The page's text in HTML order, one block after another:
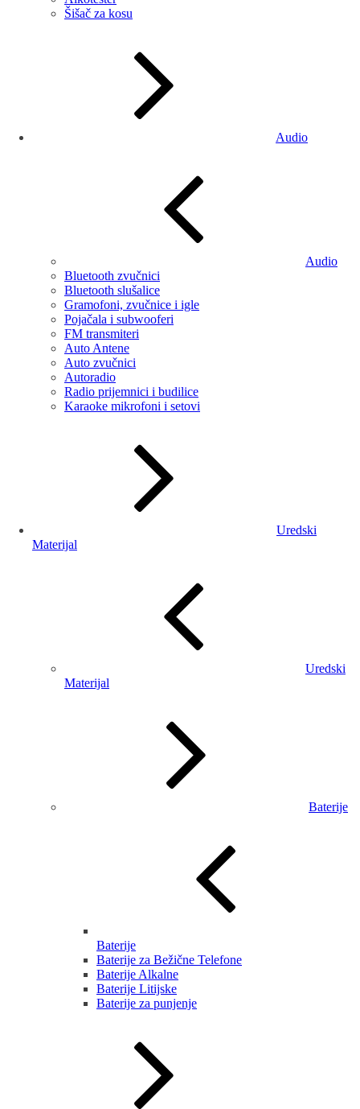
Šišač za kosu
Audio
Audio
Bluetooth zvučnici
Bluetooth slušalice
Gramofoni, zvučnice i igle
Pojačala i subwooferi
FM transmiteri
Auto Antene
Auto zvučnici
Autoradio
Radio prijemnici i budilice
Karaoke mikrofoni i setovi
Uredski
Materijal
Uredski
Materijal
Baterije
Baterije
Baterije za Bežične Telefone
Baterije Alkalne
Baterije Litijske
Baterije za punjenje